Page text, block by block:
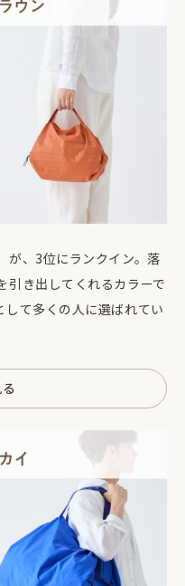
が、3位にランクイン。落
引き出してくれるカラーで
て多くの人に選ばれてい